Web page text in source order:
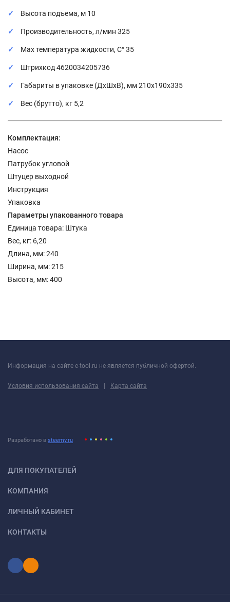
Высота подъема, м 10
Производительность, л/мин 325
Мах температура жидкости, С° 35
Штрихкод 4620034205736
Габариты в упаковке (ДхШхВ), мм 210х190х335
Вес (брутто), кг 5,2
Комплектация:
Насос
Патрубок угловой
Штуцер выходной
Инструкция
Упаковка
Параметры упакованного товара
Единица товара: Штука
Вес, кг: 6,20
Длина, мм: 240
Ширина, мм: 215
Высота, мм: 400
Информация на сайте e-tool.ru не является публичной офертой.
Условия использования сайта | Карта сайта
Разработано в steemy.ru
ДЛЯ ПОКУПАТЕЛЕЙ
КОМПАНИЯ
ЛИЧНЫЙ КАБИНЕТ
КОНТАКТЫ